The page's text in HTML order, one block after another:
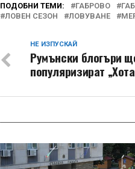
ПОДОБНИ ТЕМИ: ГАБРОВО
ЛОВЕН СЕЗОН
ЛОВУВАНЕ
НЕ ИЗПУСКАЙ
Румънски блогъри
популяризират